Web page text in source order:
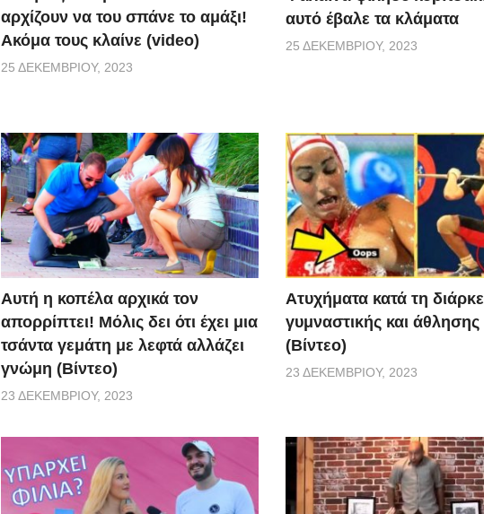
αρχίζουν να του σπάνε το αμάξι!
Ακόμα τους κλαίνε (video)
25 ΔΕΚΕΜΒΡΊΟΥ, 2023
αυτό έβαλε τα κλάματα
25 ΔΕΚΕΜΒΡΊΟΥ, 2023
Αυτή η κοπέλα αρχικά τον
απορρίπτει! Μόλις δει ότι έχει μια
τσάντα γεμάτη με λεφτά αλλάζει
γνώμη (Βίντεο)
23 ΔΕΚΕΜΒΡΊΟΥ, 2023
Aτυχήματα κατά τη
γυμναστικής και άθλησης
(Βίντεο)
23 ΔΕΚΕΜΒΡΊΟΥ, 2023